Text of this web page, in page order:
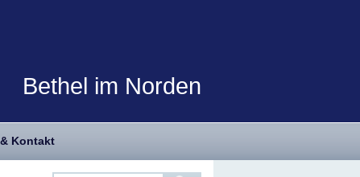
Bethel im Norden
Kontakt